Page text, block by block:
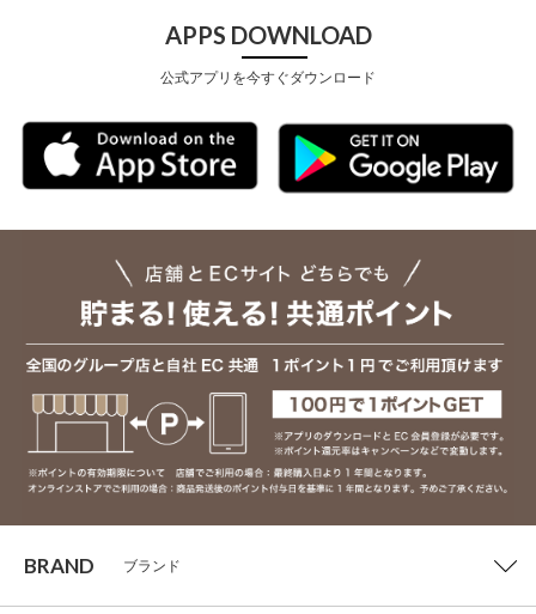
APPS DOWNLOAD
公式アプリを今すぐダウンロード
BRAND ブランド